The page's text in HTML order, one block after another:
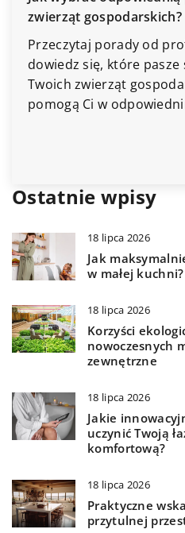
od profesjonalistów i
które pasze są najlepsze dla
gospodarskich. Fakty,
odpowiednim doborze
Ostatnie wpisy
18 lipca 2026
Jak
w małej kuchni?
18 lipca 2026
Korzyści
nowoczesnych
zewnętrzne
18 lipca 2026
Jakie
uczynić Twoją
komfortową?
18 lipca 2026
Praktyczne
przytulnej